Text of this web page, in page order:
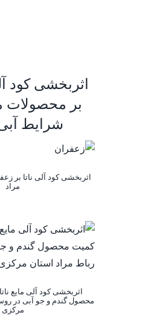
اثربخشی کود
بر محصولات
شرایط
اثربخشی کود آلی ناتا بر
مراد
اثربخشی کود آلی مایع
محصول گندم و جو آبی در
مرکزی